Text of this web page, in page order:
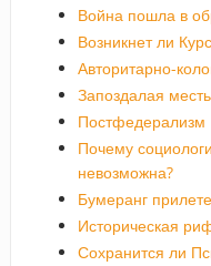
Война пошла в
Возникнет ли
Авторитарно-
Запоздалая
Постфедерализм
Почему
невозможна?
Бумеранг
Историческая
Сохранится ли